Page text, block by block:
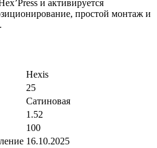
и активируется
простой монтаж и
Hexis
25
Сатиновая
1.52
100
16.10.2025